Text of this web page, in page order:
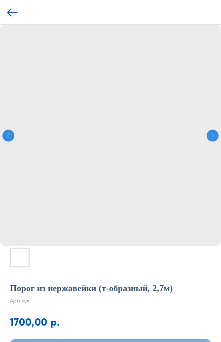
Порог из нержавейки (т-образный, 2,7м)
Артикул:
1700,00 р.